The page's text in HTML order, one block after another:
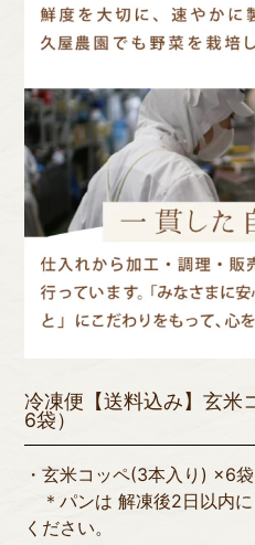
冷凍便【送料込み】玄米
6袋）
・玄米コッペ(3本入り) ×6袋
＊パンは 解凍後2日以内
ください。